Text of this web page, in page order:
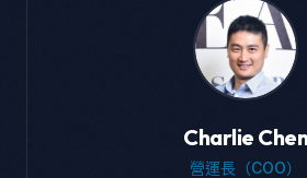
Charlie Chen
營運長（COO）